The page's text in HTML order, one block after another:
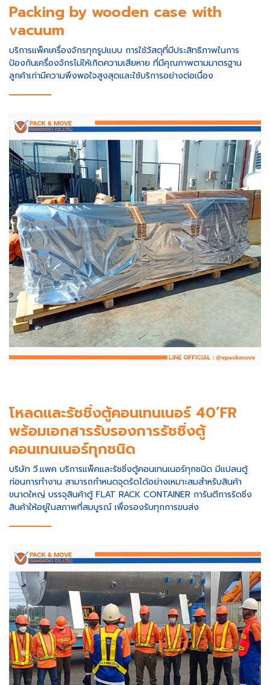
Packing by wooden case with
vacuum
บริการแพ็คเครื่องจักรทุกรูปแบบ การใช้วัสดุที่มีประสิทธิภาพในการ
ป้องกันเครื่องจักรไม่ให้เกิดความเสียหาย ที่มีคุณภาพตามมาตรฐาน
ลูกค้าเก่ามีความพึงพอใจสูงสุดและใช้บริการอย่างต่อเนื่อง
โหลดและรัชชิ่งตู้คอนเทนเนอร์ 40’FR
พร้อมเอกสารรับรองการรัชชิ่งตู้
คอนเทนเนอร์ทุกชนิด
บริษัท วี.แพค บริการแพ็คและรัชชิ่งตู้คอนเทนเนอร์ทุกชนิด มีแปลนตู้
ก่อนการทำงาน สามารถกำหนดจุดรัดได้อย่างเหมาะสมสำหรับสินค้า
ขนาดใหญ่ บรรจุสินค้าตู้ FLAT RACK CONTAINER การันตีการรัดชิ่ง
สินค้าให้อยู่ในสภาพที่สมบูรณ์ เพื่อรองรับทุกการขนส่ง